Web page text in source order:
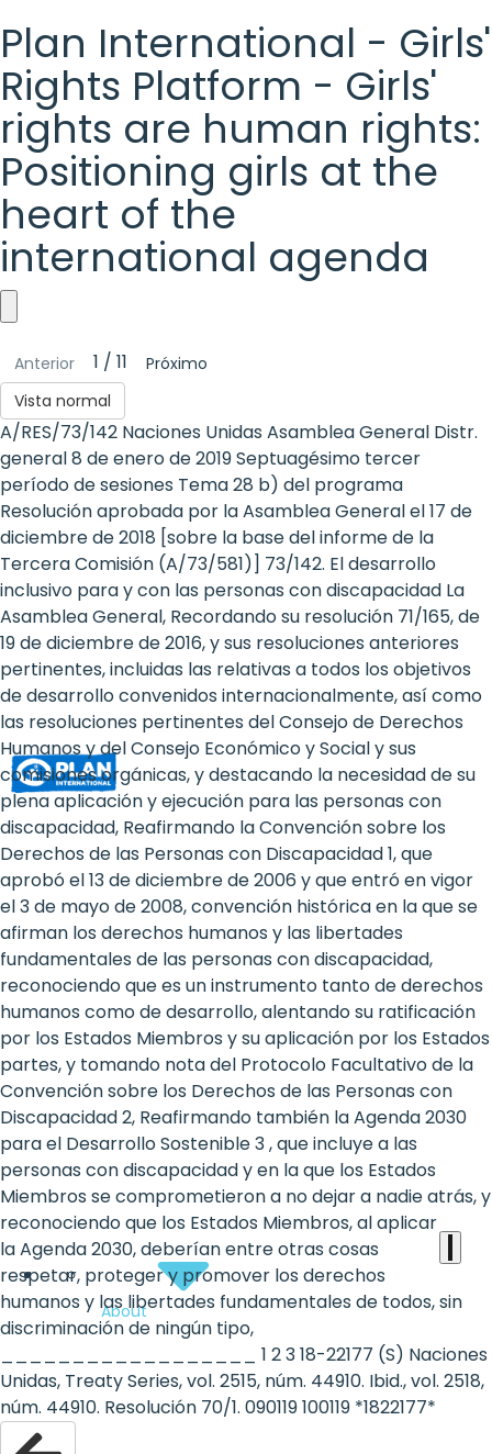
Plan International - Girls'
Rights Platform - Girls'
rights are human rights:
Positioning girls at the
heart of the
international agenda
Plan
International
-
Girls'
Rights
Platform
-
Girls'
rights
are
human
rights:
Positioning
girls
at
the
heart
of
the
international
agenda
About
Anterior 1 / 11
Próximo
Vista normal
A/RES/73/142 Naciones Unidas Asamblea General Distr.
general 8 de enero de 2019 Septuagésimo tercer
período de sesiones Tema 28 b) del programa
Resolución aprobada por la Asamblea General el 17 de
diciembre de 2018 [sobre la base del informe de la
Tercera Comisión (A/73/581)] 73/142. El desarrollo
inclusivo para y con las personas con discapacidad La
Asamblea General, Recordando su resolución 71/165, de
19 de diciembre de 2016, y sus resoluciones anteriores
pertinentes, incluidas las relativas a todos los objetivos
de desarrollo convenidos internacionalmente, así como
las resoluciones pertinentes del Consejo de Derechos
Humanos y del Consejo Económico y Social y sus
comisiones orgánicas, y destacando la necesidad de su
plena aplicación y ejecución para las personas con
discapacidad, Reafirmando la Convención sobre los
Derechos de las Personas con Discapacidad 1, que
aprobó el 13 de diciembre de 2006 y que entró en vigor
el 3 de mayo de 2008, convención histórica en la que se
afirman los derechos humanos y las libertades
fundamentales de las personas con discapacidad,
reconociendo que es un instrumento tanto de derechos
humanos como de desarrollo, alentando su ratificación
por los Estados Miembros y su aplicación por los Estados
partes, y tomando nota del Protocolo Facultativo de la
Convención sobre los Derechos de las Personas con
Discapacidad 2, Reafirmando también la Agenda 2030
para el Desarrollo Sostenible 3 , que incluye a las
personas con discapacidad y en la que los Estados
Miembros se comprometieron a no dejar a nadie atrás, y
reconociendo que los Estados Miembros, al aplicar
la Agenda 2030, deberían entre otras cosas
respetar, proteger y promover los derechos
humanos y las libertades fundamentales de todos, sin
discriminación de ningún tipo,
__________________ 1 2 3 18-22177 (S) Naciones
Unidas, Treaty Series, vol. 2515, núm. 44910. Ibid., vol. 2518,
núm. 44910. Resolución 70/1. 090119 100119 *1822177*